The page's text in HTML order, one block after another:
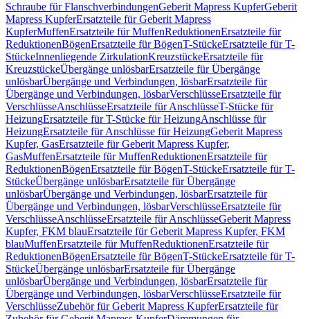
Schraube für FlanschverbindungenGeberit Mapress KupferGeberit
Mapress KupferErsatzteile für Geberit Mapress
KupferMuffenErsatzteile für MuffenReduktionenErsatzteile für
ReduktionenBögenErsatzteile für BögenT-StückeErsatzteile für T-
StückeInnenliegende ZirkulationKreuzstückeErsatzteile für
KreuzstückeÜbergänge unlösbarErsatzteile für Übergänge
unlösbarÜbergänge und Verbindungen, lösbarErsatzteile für
Übergänge und Verbindungen, lösbarVerschlüsseErsatzteile für
VerschlüsseAnschlüsseErsatzteile für AnschlüsseT-Stücke für
HeizungErsatzteile für T-Stücke für HeizungAnschlüsse für
HeizungErsatzteile für Anschlüsse für HeizungGeberit Mapress
Kupfer, GasErsatzteile für Geberit Mapress Kupfer,
GasMuffenErsatzteile für MuffenReduktionenErsatzteile für
ReduktionenBögenErsatzteile für BögenT-StückeErsatzteile für T-
StückeÜbergänge unlösbarErsatzteile für Übergänge
unlösbarÜbergänge und Verbindungen, lösbarErsatzteile für
Übergänge und Verbindungen, lösbarVerschlüsseErsatzteile für
VerschlüsseAnschlüsseErsatzteile für AnschlüsseGeberit Mapress
Kupfer, FKM blauErsatzteile für Geberit Mapress Kupfer, FKM
blauMuffenErsatzteile für MuffenReduktionenErsatzteile für
ReduktionenBögenErsatzteile für BögenT-StückeErsatzteile für T-
StückeÜbergänge unlösbarErsatzteile für Übergänge
unlösbarÜbergänge und Verbindungen, lösbarErsatzteile für
Übergänge und Verbindungen, lösbarVerschlüsseErsatzteile für
VerschlüsseZubehör für Geberit Mapress KupferErsatzteile für